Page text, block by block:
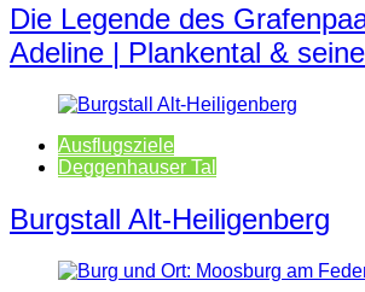
Die Legende des
Adeline | Plankental &
Ausflugsziele
Deggenhauser Tal
Burgstall Alt-Heiligenberg